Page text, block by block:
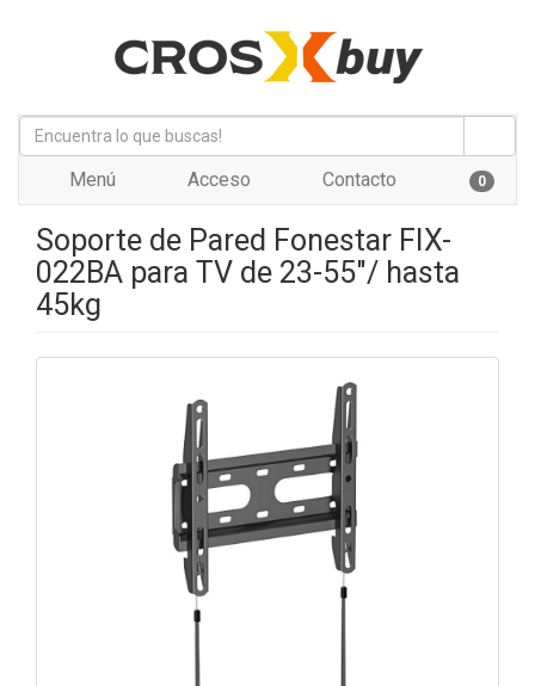
Menú Acceso Contacto 0
Soporte de Pared Fonestar FIX-
022BA para TV de 23-55"/ hasta
45kg